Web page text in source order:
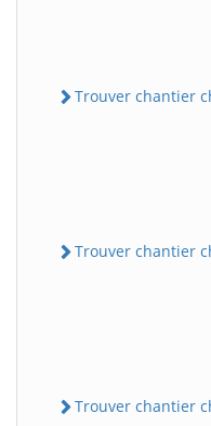
Trouver chantier
Trouver chantier
Trouver chantier